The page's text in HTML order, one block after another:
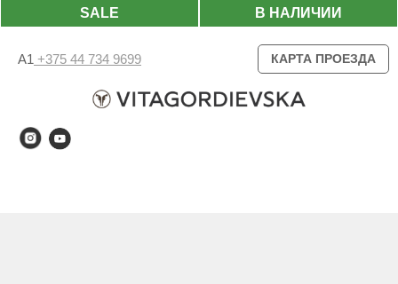
В НАЛИЧИИ
SALE
А1 +375 44 734 9699 КАРТА ПРОЕЗДА